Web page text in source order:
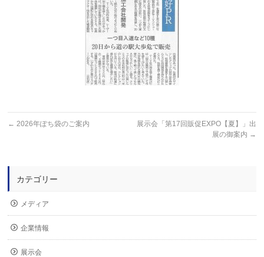
← 2026年ぽち袋のご案内
展示会「第17回販促EXPO【夏】」出
展の御案内 →
カテゴリー
メディア
企業情報
展示会